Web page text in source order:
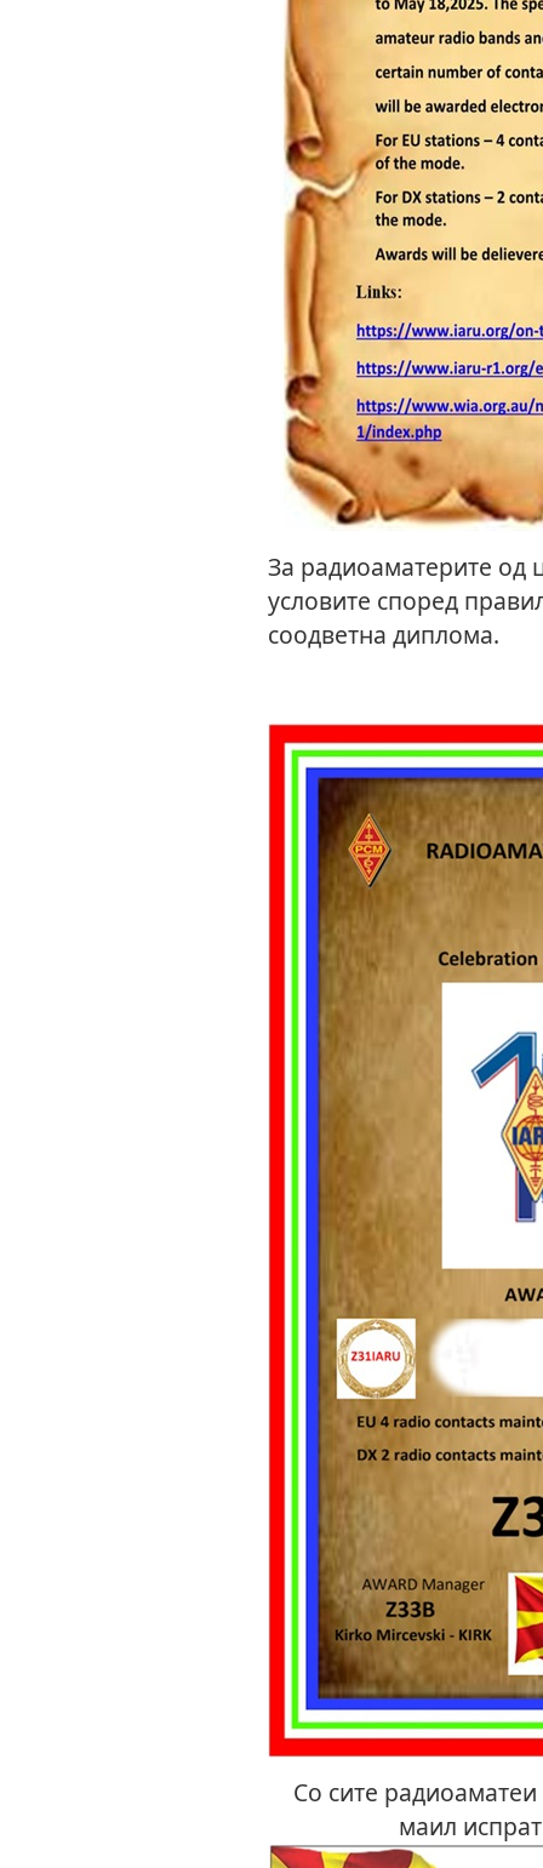
За радиоаматерите од
условите според
соодветна диплома.
Со сите радиоаматеи
маил